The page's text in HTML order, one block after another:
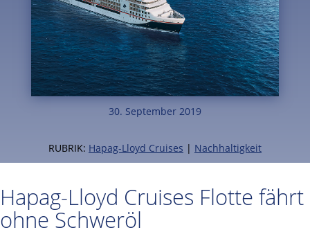
30. September 2019
RUBRIK: Hapag-Lloyd Cruises | Nachhaltigkeit
Hapag-Lloyd Cruises Flotte fährt
ohne Schweröl